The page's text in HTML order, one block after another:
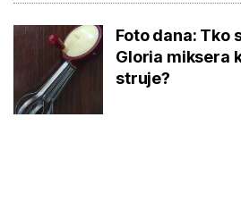
Foto dana: Tko
Gloria miksera
struje?